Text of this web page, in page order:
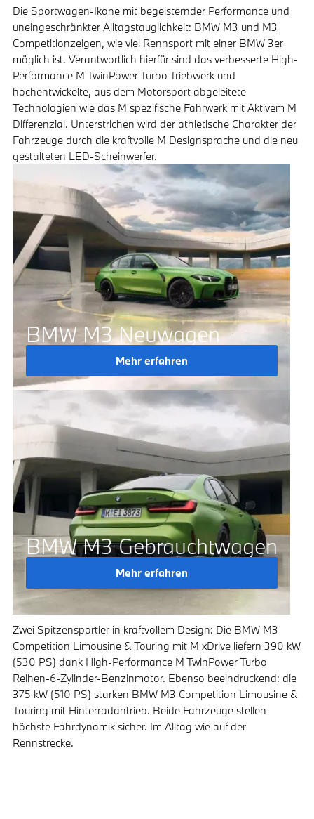
Die Sportwagen-Ikone mit begeisternder Performance und
uneingeschränkter Alltagstauglichkeit: BMW M3 und M3
Competitionzeigen, wie viel Rennsport mit einer BMW 3er
möglich ist. Verantwortlich hierfür sind das verbesserte High-
Performance M TwinPower Turbo Triebwerk und
hochentwickelte, aus dem Motorsport abgeleitete
Technologien wie das M spezifische Fahrwerk mit Aktivem M
Differenzial. Unterstrichen wird der athletische Charakter der
Fahrzeuge durch die kraftvolle M Designsprache und die neu
gestalteten LED-Scheinwerfer.
BMW M3 Neuwagen
Mehr erfahren
BMW M3 Gebrauchtwagen
Mehr erfahren
Zwei Spitzensportler in kraftvollem Design: Die BMW M3
Competition Limousine & Touring mit M xDrive liefern 390 kW
(530 PS) dank High-Performance M TwinPower Turbo
Reihen-6-Zylinder-Benzinmotor. Ebenso beeindruckend: die
375 kW (510 PS) starken BMW M3 Competition Limousine &
Touring mit Hinterradantrieb. Beide Fahrzeuge stellen
höchste Fahrdynamik sicher. Im Alltag wie auf der
Rennstrecke.